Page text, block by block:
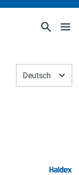
Deutsch